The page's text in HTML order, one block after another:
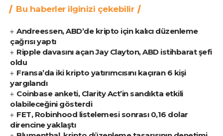
Bu haberler ilginizi çekebilir
Andreessen, ABD’de kripto için kalıcı düzenleme
çağrısı yaptı
Ripple davasını açan Jay Clayton, ABD istihbarat şefi
oldu
Fransa’da iki kripto yatırımcısını kaçıran 6 kişi
yargılandı
Coinbase anketi, Clarity Act’in sandıkta etkili
olabileceğini gösterdi
FET, Robinhood listelemesi sonrası 0,16 dolar
direncine yaklaştı